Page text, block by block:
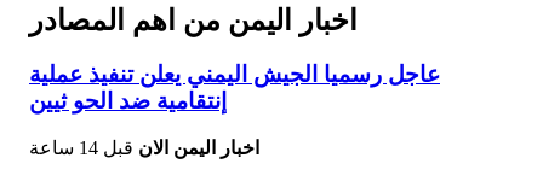
اخبار اليمن من اهم المصادر
عاجل رسميا الجيش اليمني يعلن تنفيذ عملية
إنتقامية ضد الحو ثيين
اخبار اليمن الان قبل 14 ساعة